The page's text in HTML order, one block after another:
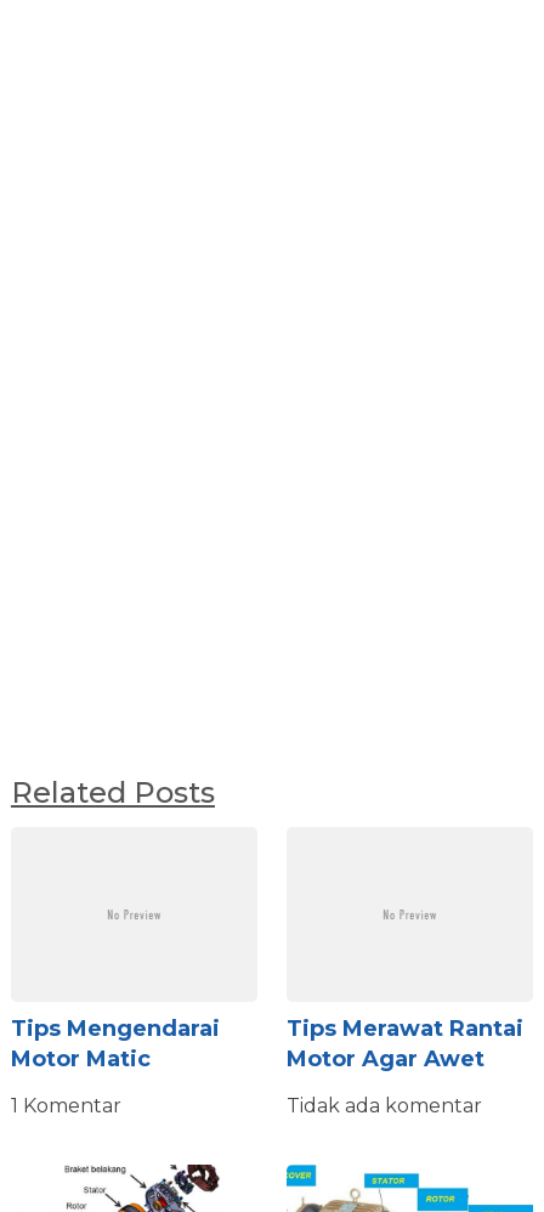
Related Posts
Tips Mengendarai
Motor Matic
1 Komentar
Tips Merawat Rantai
Motor Agar Awet
Tidak ada komentar